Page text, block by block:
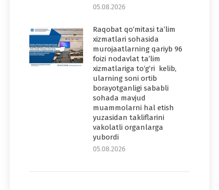
05.08.2026
Raqobat qo‘mitasi ta’lim
xizmatlari sohasida
murojaatlarning qariyb 96
foizi nodavlat ta’lim
xizmatlariga to‘g‘ri kelib,
ularning soni ortib
borayotganligi sababli
sohada mavjud
muammolarni hal etish
yuzasidan takliflarini
vakolatli organlarga
yubordi
05.08.2026